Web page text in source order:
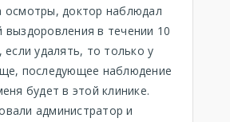
осмотры, доктор наблюдал
выздоровления в течении 10
если удалять, то только у
последующее наблюдение
будет в этой клинике.
администратор и